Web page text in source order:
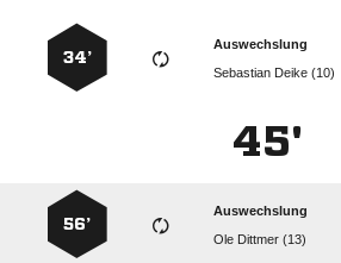
Auswechslung
  
34’
45'
Auswechslung
  
56’